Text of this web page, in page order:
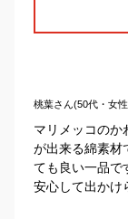
桃葉さん(50代・女
マリメッコのか
が出来る綿素材
ても良い一品で
安心して出かけ